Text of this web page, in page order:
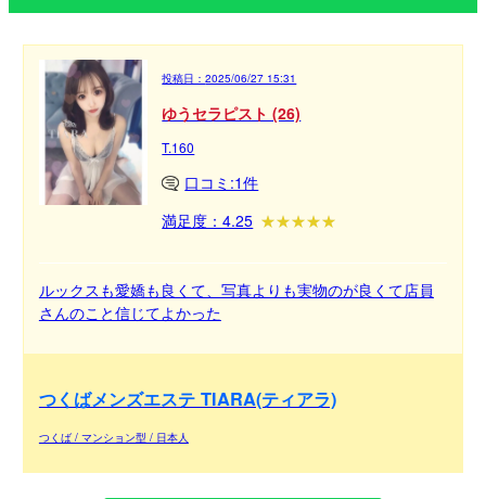
投稿日：2025/06/27 15:31
ゆうセラピスト (26)
T.160
口コミ:1件
満足度：4.25
ルックスも愛嬌も良くて、写真よりも実物のが良くて店員
さんのこと信じてよかった
つくばメンズエステ TIARA(ティアラ)
つくば / マンション型 / 日本人